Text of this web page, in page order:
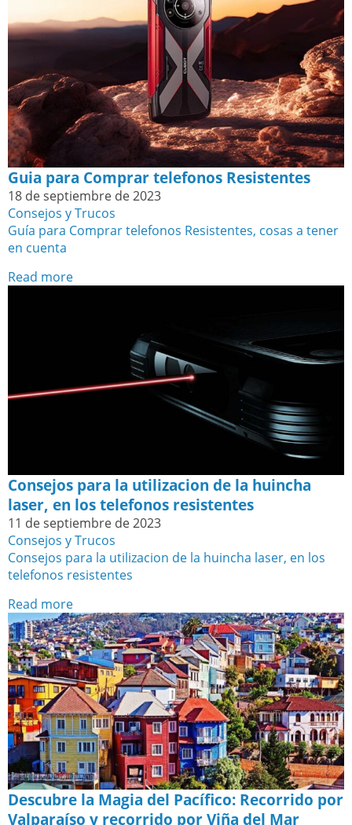
Guia para Comprar telefonos Resistentes
18 de septiembre de 2023
Consejos y Trucos
Guía para Comprar telefonos Resistentes, cosas a tener
en cuenta
Read more
Consejos para la utilizacion de la huincha
laser, en los telefonos resistentes
11 de septiembre de 2023
Consejos y Trucos
Consejos para la utilizacion de la huincha laser, en los
telefonos resistentes
Read more
Descubre la Magia del Pacífico: Recorrido por
Valparaíso y recorrido por Viña del Mar